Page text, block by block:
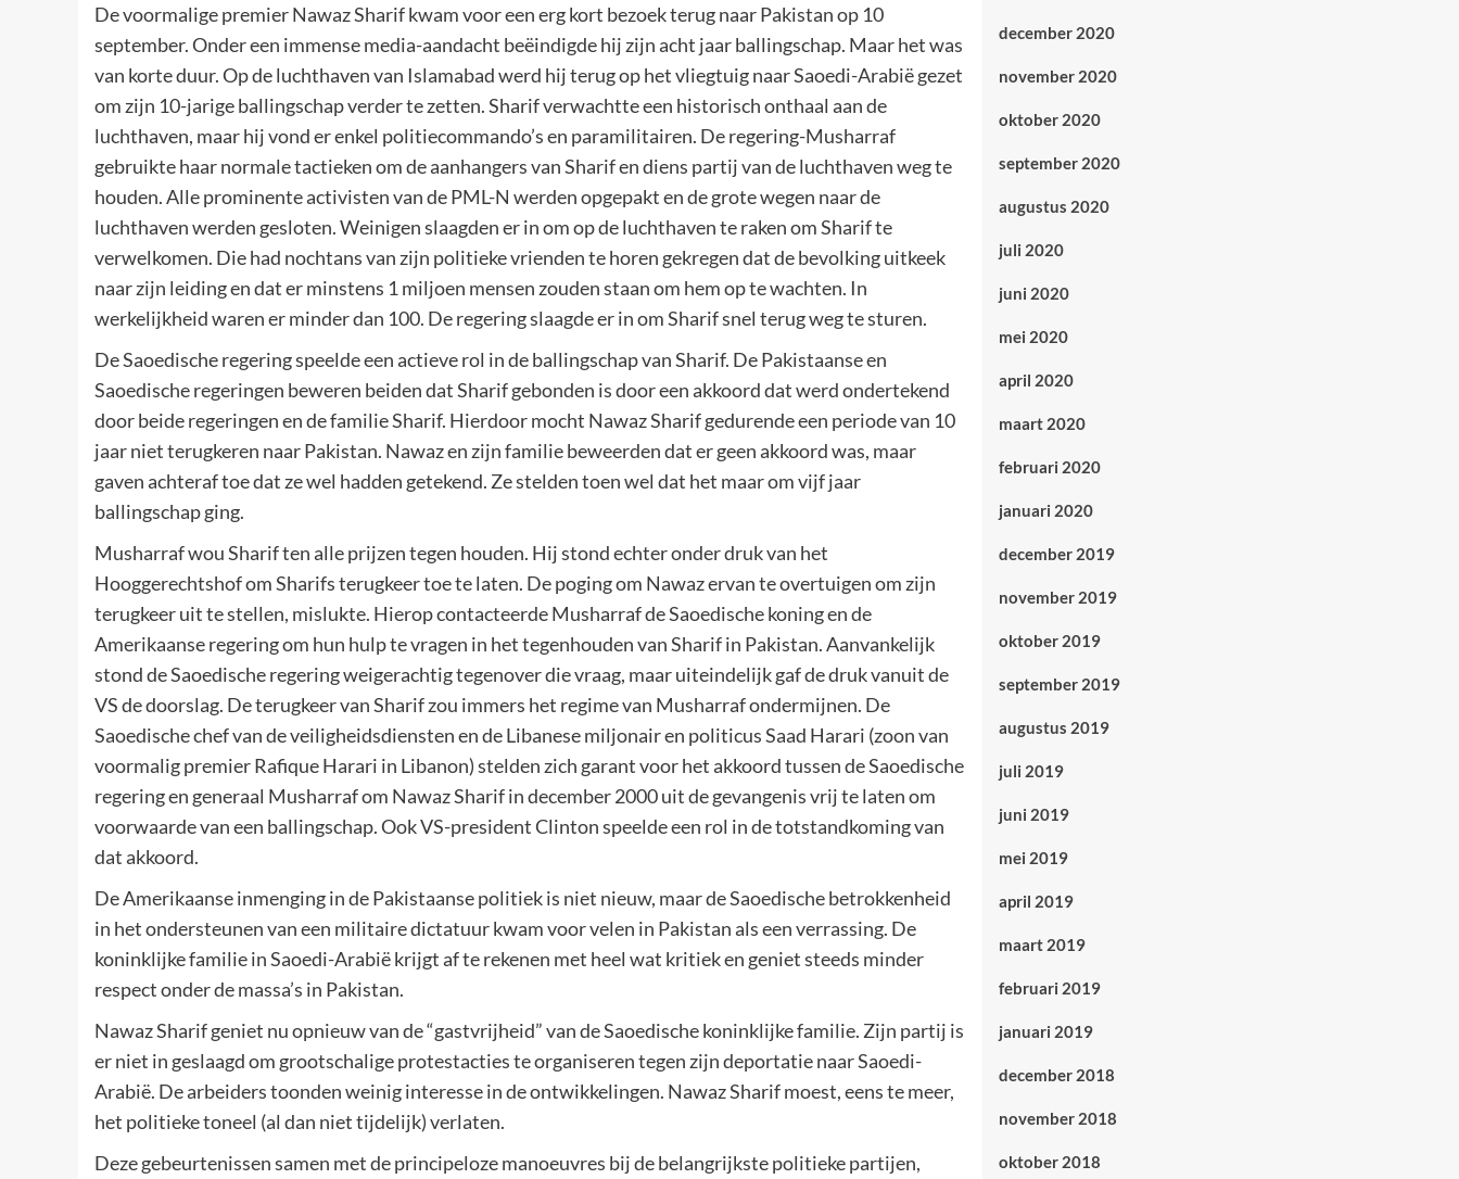
De voormalige premier Nawaz Sharif kwam voor een erg kort bezoek terug naar Pakistan op 10
september. Onder een immense media-aandacht beëindigde hij zijn acht jaar ballingschap. Maar het was
van korte duur. Op de luchthaven van Islamabad werd hij terug op het vliegtuig naar Saoedi-Arabië gezet
om zijn 10-jarige ballingschap verder te zetten. Sharif verwachtte een historisch onthaal aan de
luchthaven, maar hij vond er enkel politiecommando’s en paramilitairen. De regering-Musharraf
gebruikte haar normale tactieken om de aanhangers van Sharif en diens partij van de luchthaven weg te
houden. Alle prominente activisten van de PML-N werden opgepakt en de grote wegen naar de
luchthaven werden gesloten. Weinigen slaagden er in om op de luchthaven te raken om Sharif te
verwelkomen. Die had nochtans van zijn politieke vrienden te horen gekregen dat de bevolking uitkeek
naar zijn leiding en dat er minstens 1 miljoen mensen zouden staan om hem op te wachten. In
werkelijkheid waren er minder dan 100. De regering slaagde er in om Sharif snel terug weg te sturen.
De Saoedische regering speelde een actieve rol in de ballingschap van Sharif. De Pakistaanse en
Saoedische regeringen beweren beiden dat Sharif gebonden is door een akkoord dat werd ondertekend
door beide regeringen en de familie Sharif. Hierdoor mocht Nawaz Sharif gedurende een periode van 10
jaar niet terugkeren naar Pakistan. Nawaz en zijn familie beweerden dat er geen akkoord was, maar
gaven achteraf toe dat ze wel hadden getekend. Ze stelden toen wel dat het maar om vijf jaar
ballingschap ging.
Musharraf wou Sharif ten alle prijzen tegen houden. Hij stond echter onder druk van het
Hooggerechtshof om Sharifs terugkeer toe te laten. De poging om Nawaz ervan te overtuigen om zijn
terugkeer uit te stellen, mislukte. Hierop contacteerde Musharraf de Saoedische koning en de
Amerikaanse regering om hun hulp te vragen in het tegenhouden van Sharif in Pakistan. Aanvankelijk
stond de Saoedische regering weigerachtig tegenover die vraag, maar uiteindelijk gaf de druk vanuit de
VS de doorslag. De terugkeer van Sharif zou immers het regime van Musharraf ondermijnen. De
Saoedische chef van de veiligheidsdiensten en de Libanese miljonair en politicus Saad Harari (zoon van
voormalig premier Rafique Harari in Libanon) stelden zich garant voor het akkoord tussen de Saoedische
regering en generaal Musharraf om Nawaz Sharif in december 2000 uit de gevangenis vrij te laten om
voorwaarde van een ballingschap. Ook VS-president Clinton speelde een rol in de totstandkoming van
dat akkoord.
De Amerikaanse inmenging in de Pakistaanse politiek is niet nieuw, maar de Saoedische betrokkenheid
in het ondersteunen van een militaire dictatuur kwam voor velen in Pakistan als een verrassing. De
koninklijke familie in Saoedi-Arabië krijgt af te rekenen met heel wat kritiek en geniet steeds minder
respect onder de massa’s in Pakistan.
Nawaz Sharif geniet nu opnieuw van de “gastvrijheid” van de Saoedische koninklijke familie. Zijn partij is
er niet in geslaagd om grootschalige protestacties te organiseren tegen zijn deportatie naar Saoedi-
Arabië. De arbeiders toonden weinig interesse in de ontwikkelingen. Nawaz Sharif moest, eens te meer,
het politieke toneel (al dan niet tijdelijk) verlaten.
Deze gebeurtenissen samen met de principeloze manoeuvres bij de belangrijkste politieke partijen,
december 2020
november 2020
oktober 2020
september 2020
augustus 2020
juli 2020
juni 2020
mei 2020
april 2020
maart 2020
februari 2020
januari 2020
december 2019
november 2019
oktober 2019
september 2019
augustus 2019
juli 2019
juni 2019
mei 2019
april 2019
maart 2019
februari 2019
januari 2019
december 2018
november 2018
oktober 2018